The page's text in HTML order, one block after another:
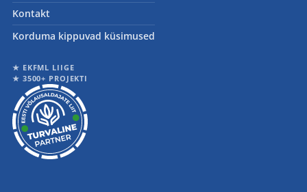
Kontakt
Korduma kippuvad küsimused
★ EKFML LIIGE
★ 3500+ PROJEKTI